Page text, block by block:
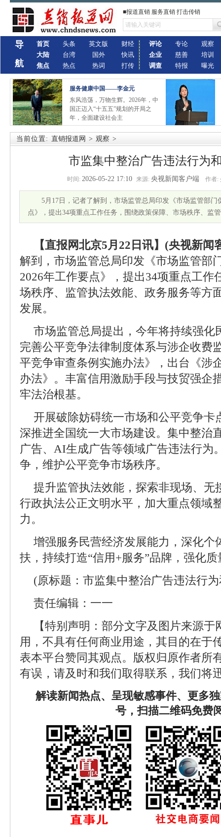
■报道直销 服务直销 打击传销
导
航
首页
大陆
焦点
头条
台湾
热点
英文版
国外
热词
财经
快讯
打传
评论
企业
调查
专论
慈善
特报
观察
培训
曝光
服务健康中国——李金元
东风浩荡，万物生辉。2026年，中
国正迈入“十五五”规划的开局之
年，全面建设社会主
当前位置: 直销报道网 > 观察 >
市监集中整治广告违法行为
时间: 2026-05-22 17:10 来源: 央视新闻客户端 作者:
5月17日，记者了解到，市场监管总局印发《市场监管部门
点》，提出34项重点工作任务，围绕政策保障、市场秩序、监
【直报网北京5月22日讯】(央视新闻
解到，市场监管总局印发《市场监管部
2026年工作要点》，提出34项重点工作
场秩序、监管执法效能、政务服务等方
发展。
市场监管总局提出，今年将持续强化
完善公平竞争法律制度体系与涉企收费
平竞争审查条例实施办法》，出台《涉
办法》。丰富信用激励手段与技贸强企
牢法治根基。
开展破除妨碍统一市场和公平竞争卡
深推进全国统一大市场建设。集中整治
广告、AI生成广告等领域广告违法行为
争，维护公平竞争市场秩序。
提升监管执法效能，探索非现场、无
行政执法公正文明水平，加大重点领域
力。
增强服务民营经济发展能力，深化个
扶，持续打造“信用+服务”品牌，强化
(原标题：市监集中整治广告违法行
责任编辑：一一
【特别声明：部分文字及图片来源
用，不具有任何商业用途，其目的在于
表本平台赞同其观点。版权归原作者所
有误，请及时和我们取得联系，我们将
解读新闻热点、呈现敏感事件、更多
号，扫描二维码免费